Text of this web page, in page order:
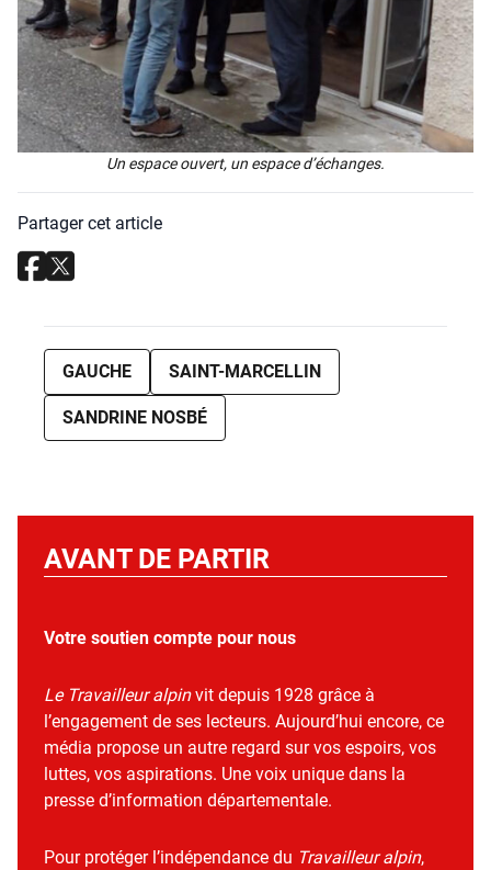
Un espace ouvert, un espace d’é­changes.
Partager cet article
GAUCHE SAINT-MARCELLIN
SANDRINE NOSBÉ
AVANT DE PARTIR
Votre soutien compte pour nous
Le Travailleur alpinvit depuis 1928 grâce à
l’engagement de ses lecteurs. Aujourd’hui encore, ce
média propose un autre regard sur vos espoirs, vos
luttes, vos aspirations. Une voix unique dans la
presse d’information départementale.
Pour protéger l’indépendance du Travailleur alpin,